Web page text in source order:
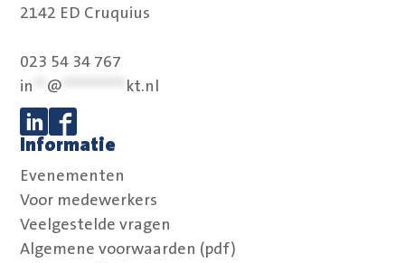
2142 ED Cruquius
023 54 34 767
in
@ kt.nl
Volg ons op Linkedin
Volg ons op Facebook
Informatie
Evenementen
Voor medewerkers
Veelgestelde vragen
Algemene voorwaarden (pdf)